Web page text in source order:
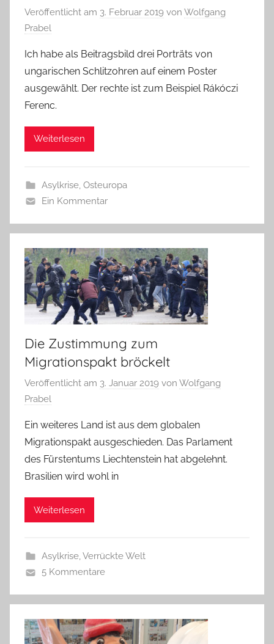
Veröffentlicht am 3. Februar 2019 von Wolfgang
Prabel
Ich habe als Beitragsbild drei Porträts von
ungarischen Schlitzohren auf einem Poster
ausgewählt. Der rechte ist zum Beispiel Rákóczi
Ferenc.
Weiterlesen
Asylkrise, Osteuropa
Ein Kommentar
Die Zustimmung zum
Migrationspakt bröckelt
Veröffentlicht am 3. Januar 2019 von Wolfgang
Prabel
Ein weiteres Land ist aus dem globalen
Migrationspakt ausgeschieden. Das Parlament
des Fürstentums Liechtenstein hat abgelehnt.
Brasilien wird wohl in
Weiterlesen
Asylkrise,Verrückte Welt
5 Kommentare